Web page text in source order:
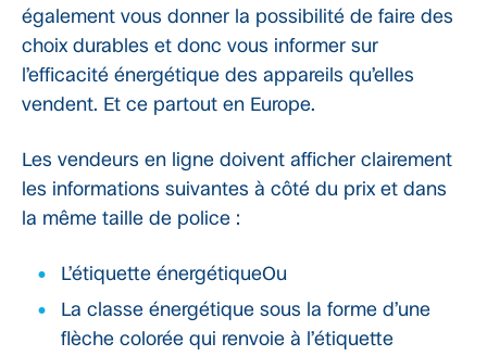
également vous donner la possibilité de faire des
choix durables et donc vous informer sur
l’efficacité énergétique des appareils qu’elles
vendent. Et ce partout en Europe.
Les vendeurs en ligne doivent afficher clairement
les informations suivantes à côté du prix et dans
la même taille de police :
L’étiquette énergétiqueOu
La classe énergétique sous la forme d’une
flèche colorée qui renvoie à l’étiquette